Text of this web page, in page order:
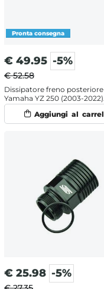
€ 49.95 -5%
€ 52.58
Dissipatore freno posteriore
Yamaha YZ 250 (2003-2022)
Verde
€ 25.98 -5%